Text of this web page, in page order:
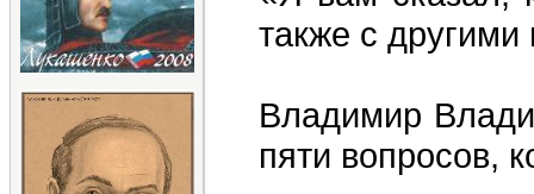
также с
Владимир
пяти вопросов,